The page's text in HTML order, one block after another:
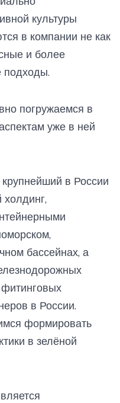
культуры
в компании не как
и более
подходы.
погружаемся в
уже в ней
в России
холдинг,
бассейнах, а
в России.
формировать
в зелёной